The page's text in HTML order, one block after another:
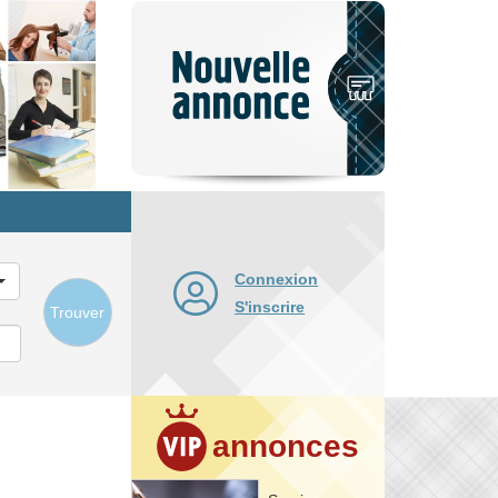
Trouver
Connexion
S'inscrire
annonces